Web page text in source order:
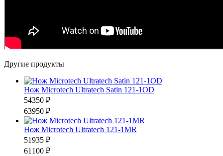
Другие продукты
Нож Microtech Ultratech Satin 121-1OD
54350 ₽
63950 ₽
Нож Microtech Ultratech 121-1MR
51935 ₽
61100 ₽